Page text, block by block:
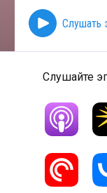
Слушать
Слушайте